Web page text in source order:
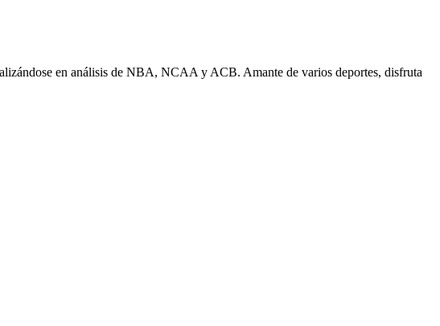
en análisis de NBA, NCAA y ACB. Amante de varios deportes, disfruta